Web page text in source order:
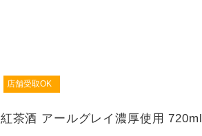
店舗受取OK
茶酒 アールグレイ濃厚使用 720ml